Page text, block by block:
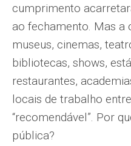
cumprimento
ao fechamento. Mas a
museus, cinemas,
bibliotecas, shows,
restaurantes,
locais de trabalho
“recomendável”. Por
pública?